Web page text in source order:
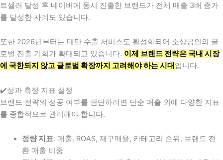
트셀러 달성 후 네이버에 동시 진출한 브랜드가 전체 매출 3배 증가
를 달성한 사례도 있습니다.
또한 2026년부터는 대만 수출 서비스도 활성화되어 소상공인의 글
로벌 진출 기회가 확대되고 있습니다. 이제 브랜드 전략은 국내 시장
에 국한되지 않고 글로벌 확장까지 고려해야 하는 시대입니다.
✔️성과 측정 지표 설정
브랜드 전략의 성공 여부를 판단하려면 단순 매출 외에 다양한 지표
를 종합적으로 관리해야 합니다.
정량 지표: 매출, ROAS, 재구매율, 카테고리 순위, 브랜드 전
환 매출 비중